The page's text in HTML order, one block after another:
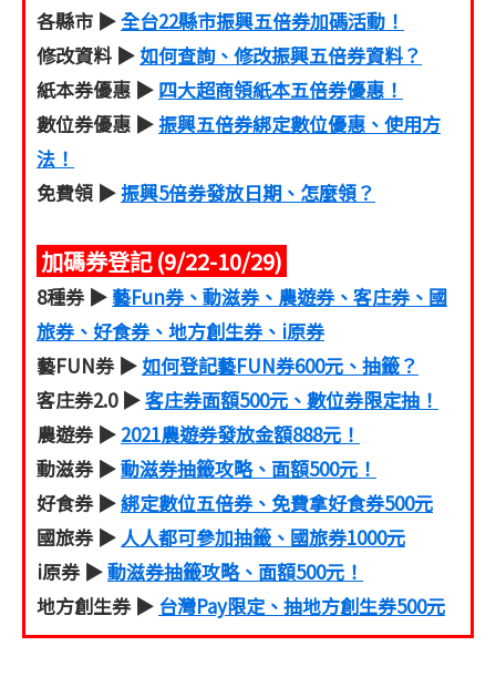
各縣市 ▶全台22縣市振興五倍券加碼活動！
修改資料 ▶如何查詢、修改振興五倍券資料？
紙本券優惠 ▶ 四大超商領紙本五倍券優惠！
數位券優惠 ▶振興五倍券綁定數位優惠、使用方
法！
免費領 ▶振興5倍券發放日期、怎麼領？
加碼券登記 (9/22-10/29)
8種券 ▶ 藝Fun券、動滋券、農遊券、客庄券、國
旅券、好食券、地方創生券、i原券
藝FUN券 ▶如何登記藝FUN券600元、抽籤？
客庄券2.0 ▶客庄券面額500元、數位券限定抽！
農遊券 ▶ 2021農遊券發放金額888元！
動滋券 ▶動滋券抽籤攻略、面額500元！
好食券 ▶綁定數位五倍券、免費拿好食券500元
國旅券 ▶ 人人都可參加抽籤、國旅券1000元
i原券 ▶動滋券抽籤攻略、面額500元！
地方創生券 ▶ 台灣Pay限定、抽地方創生券500元